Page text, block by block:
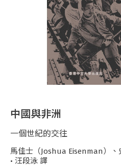
中國與非洲
一個世紀的交往
馬佳士（Joshua Eisenman）
• 汪段泳 譯